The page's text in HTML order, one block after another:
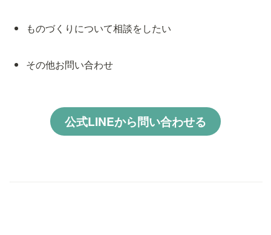
ものづくりについて相談をしたい
その他お問い合わせ
公式LINEから問い合わせる